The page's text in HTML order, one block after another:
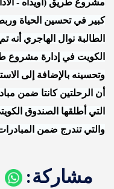
كبير في تحسين الحياة
الطالبة نوال الهاجري
الكويت في إدارة مشروع
وتحسينه بالإضافة إلى
والتي تندرج ضمن
مشاركة: